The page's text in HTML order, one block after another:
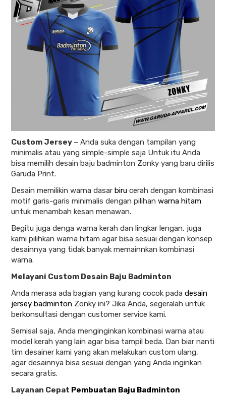
Custom Jersey – Anda suka dengan tampilan yang
minimalis atau yang simple-simple saja Untuk itu Anda
bisa memilih desain baju badminton Zonky yang baru dirilis
Garuda Print.
Desain memilikin warna dasar biru cerah dengan kombinasi
motif garis-garis minimalis dengan pilihan warna hitam
untuk menambah kesan menawan.
Begitu juga denga warna kerah dan lingkar lengan, juga
kami pilihkan warna hitam agar bisa sesuai dengan konsep
desainnya yang tidak banyak memainnkan kombinasi
warna.
Melayani Custom Desain Baju Badminton
Anda merasa ada bagian yang kurang cocok pada desain
jersey badminton Zonky ini? Jika Anda, segeralah untuk
berkonsultasi dengan customer service kami.
Semisal saja, Anda menginginkan kombinasi warna atau
model kerah yang lain agar bisa tampil beda. Dan biar nanti
tim desainer kami yang akan melakukan custom ulang,
agar desainnya bisa sesuai dengan yang Anda inginkan
secara gratis.
Layanan Cepat Pembuatan Baju Badminton